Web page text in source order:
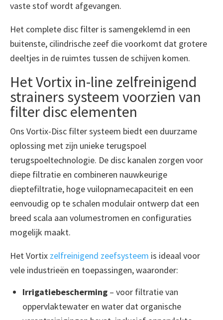
vaste stof wordt afgevangen.
Het complete disc filter is samengeklemd in een
buitenste, cilindrische zeef die voorkomt dat grotere
deeltjes in de ruimtes tussen de schijven komen.
Het Vortix in-line zelfreinigend
strainers systeem voorzien van
filter disc elementen
Ons Vortix-Disc filter systeem biedt een duurzame
oplossing met zijn unieke terugspoel
terugspoeltechnologie. De disc kanalen zorgen voor
diepe filtratie en combineren nauwkeurige
dieptefiltratie, hoge vuilopnamecapaciteit en een
eenvoudig op te schalen modulair ontwerp dat een
breed scala aan volumestromen en configuraties
mogelijk maakt.
Het Vortix zelfreinigend zeefsysteem is ideaal voor
vele industrieën en toepassingen, waaronder:
Irrigatiebescherming – voor filtratie van
oppervlaktewater en water dat organische